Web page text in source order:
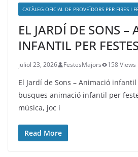
CATÀLEG OFICIAL DE PROVEÏDORS PER FIRES I
EL JARDÍ DE SONS –
INFANTIL PER FESTES
juliol 23, 2026 FestesMajors 158 Views
El Jardí de Sons – Animació
busques animació infantil per
música, joc i
Read More